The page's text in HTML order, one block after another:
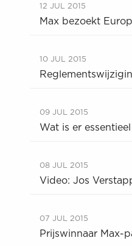
12 JUL 2015
Max bezoekt
10 JUL 2015
09 JUL 2015
Wat is er
08 JUL 2015
Video: Jos
07 JUL 2015
Prijswinnaar Max-